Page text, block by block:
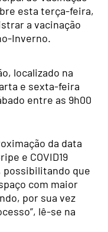
esta terça-feira,
a vacinação
Inverno.
localizado na
e sexta-feira
entre as 9h00
da data
e COVID19
possibilitando que
com maior
por sua vez
lê-se na